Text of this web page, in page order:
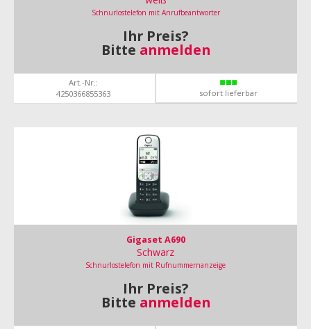
Schnurlostelefon mit Anrufbeantworter
Ihr Preis?
Bitte anmelden
Art.-Nr.:
4250366855363
sofort lieferbar
Gigaset A690
Schwarz
Schnurlostelefon mit Rufnummernanzeige
Ihr Preis?
Bitte anmelden